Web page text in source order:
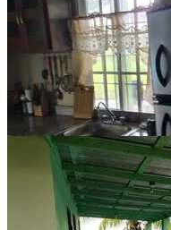
Ver todo (10)